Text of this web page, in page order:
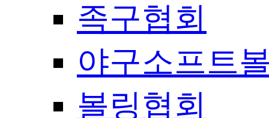
족구협회
야구소프트
볼링협회